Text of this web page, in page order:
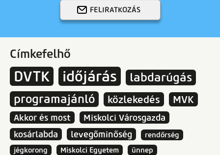
FELIRATKOZÁS
Címkefelhő
DVTK időjárás
labdarúgás
programajánló
közlekedés MVK
Akkor és most
Miskolci Városgazda
kosárlabda
levegőminőség
rendőrség
jégkorong
Miskolci Egyetem
ünnep